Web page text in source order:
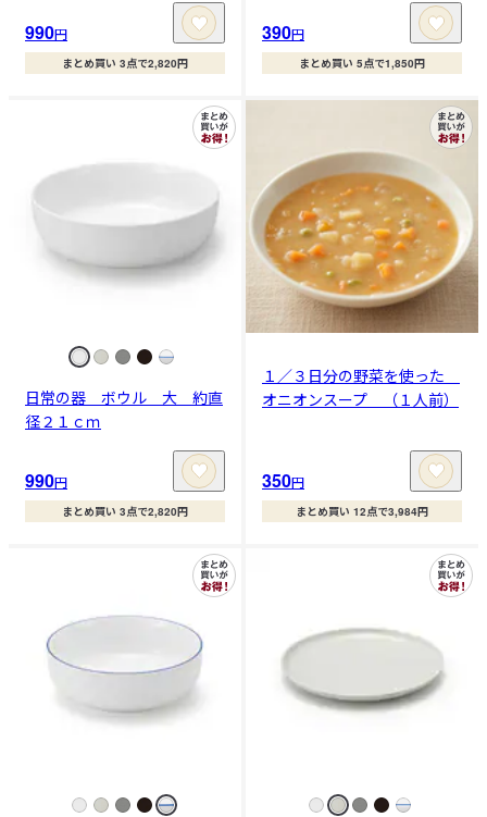
990円
まとめ買い 3点で2,820円
390円
まとめ買い 5点で1,850円
日常の器 ボウル 大 約直
径２１ｃｍ
990円
まとめ買い 3点で2,820円
１／３日分の野菜を使った
オニオンスープ （１人前）
350円
まとめ買い 12点で3,984円